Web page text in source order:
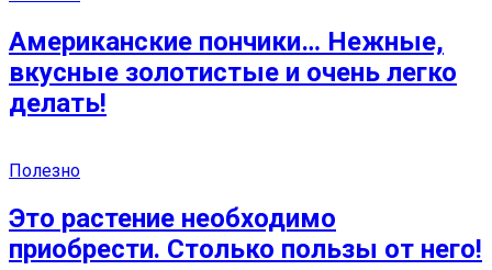
Американские пончики… Нежные,
вкусные золотистые и очень легко
делать!
Полезно
Это растение необходимо
приобрести. Столько пользы от него!